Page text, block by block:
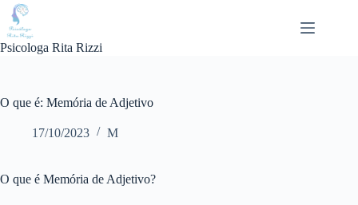
Pular
para
conteúdo
Psicologa Rita Rizzi
O que é: Memória de Adjetivo
17/10/2023 M
O que é Memória de Adjetivo?